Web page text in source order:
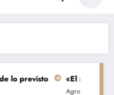
«El mundo AgTech es
Destacada